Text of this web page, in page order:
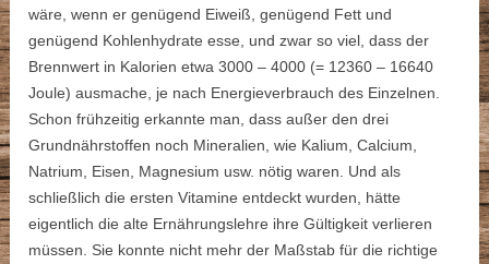
wäre, wenn er genügend Eiweiß, genügend Fett und
genügend Kohlenhydrate esse, und zwar so viel, dass der
Brennwert in Kalorien etwa 3000 – 4000 (= 12360 – 16640
Joule) ausmache, je nach Energieverbrauch des Einzelnen.
Schon frühzeitig erkannte man, dass außer den drei
Grundnährstoffen noch Mineralien, wie Kalium, Calcium,
Natrium, Eisen, Magnesium usw. nötig waren. Und als
schließlich die ersten Vitamine entdeckt wurden, hätte
eigentlich die alte Ernährungslehre ihre Gültigkeit verlieren
müssen. Sie konnte nicht mehr der Maßstab für die richtige